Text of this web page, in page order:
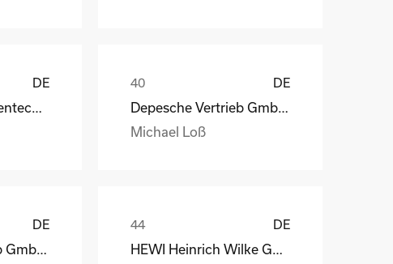
DE
STAHL Oberflächentechnik GmbH
DE
Depesche Vertrieb GmbH & Co. KG
Michael Loß
DE DE